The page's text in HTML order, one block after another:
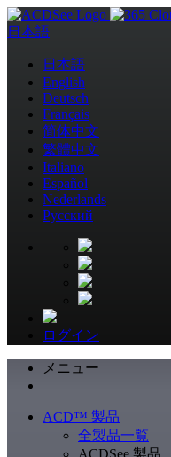
日本語
日本語
English
Deutsch
Français
简体中文
繁體中文
Italiano
Español
Nederlands
Pусский
ログイン
メニュー
ACD™ 製品
全製品一覧
ACDSee 製品